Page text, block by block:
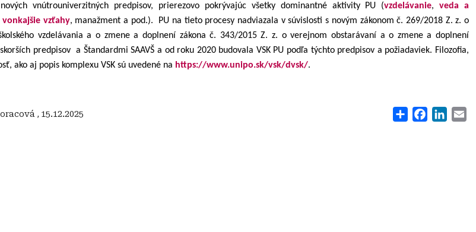
vnútrouniverzitných predpisov, prierezovo pokrývajúc všetky dominantné aktivity PU (vzdelávanie,veda a
vonkajšie vzťahy, manažment a pod.). PU na tieto procesy nadviazala v súvislosti s novým zákonom č. 269/2018 Z. z. o
vzdelávania a o zmene a doplnení zákona č. 343/2015 Z. z. o verejnom obstarávaní a o zmene a doplnení
predpisov a Štandardmi SAAVŠ a od roku 2020 budovala VSK PU podľa týchto predpisov a požiadaviek. Filozofia,
ako aj popis komplexu VSK sú uvedené na https://www.unipo.sk/vsk/dvsk/.
, 15.12.2025 Share Facebook